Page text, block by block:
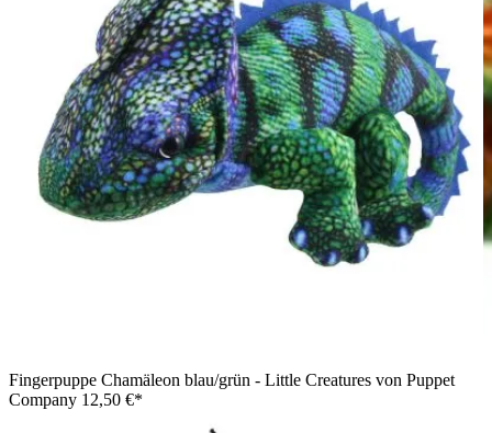
Fingerpuppe Chamäleon blau/grün - Little Creatures von Puppet
Company 12,50 €*